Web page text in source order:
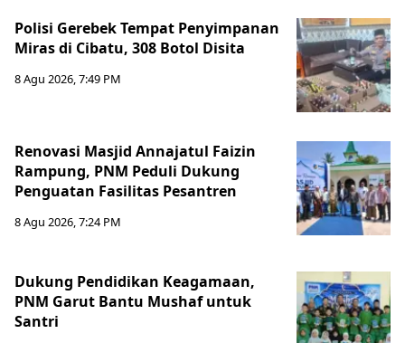
Polisi Gerebek Tempat Penyimpanan
Miras di Cibatu, 308 Botol Disita
8 Agu 2026, 7:49 PM
Renovasi Masjid Annajatul Faizin
Rampung, PNM Peduli Dukung
Penguatan Fasilitas Pesantren
8 Agu 2026, 7:24 PM
Dukung Pendidikan Keagamaan,
PNM Garut Bantu Mushaf untuk
Santri